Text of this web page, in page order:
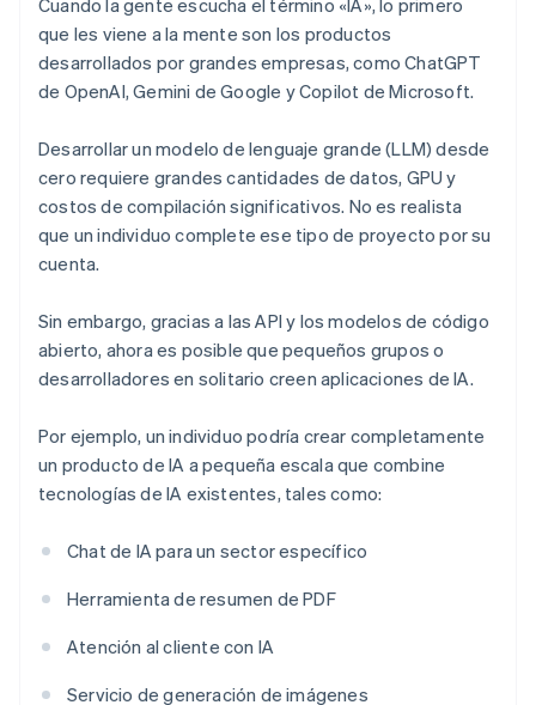
Cuando la gente escucha el término «IA», lo primero
que les viene a la mente son los productos
desarrollados por grandes empresas, como ChatGPT
de OpenAI, Gemini de Google y Copilot de Microsoft.
Desarrollar un modelo de lenguaje grande (LLM) desde
cero requiere grandes cantidades de datos, GPU y
costos de compilación significativos. No es realista
que un individuo complete ese tipo de proyecto por su
cuenta.
Sin embargo, gracias a las API y los modelos de código
abierto, ahora es posible que pequeños grupos o
desarrolladores en solitario creen aplicaciones de IA.
Por ejemplo, un individuo podría crear completamente
un producto de IA a pequeña escala que combine
tecnologías de IA existentes, tales como:
Chat de IA para un sector específico
Herramienta de resumen de PDF
Atención al cliente con IA
Servicio de generación de imágenes